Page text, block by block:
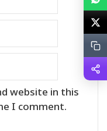
website in this
I comment.